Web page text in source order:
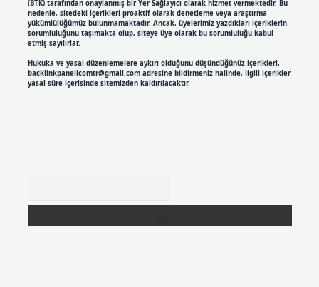
(BTK) tarafından onaylanmış bir Yer Sağlayıcı olarak hizmet vermektedir. Bu
nedenle, sitedeki içerikleri proaktif olarak denetleme veya araştırma
yükümlülüğümüz bulunmamaktadır. Ancak, üyelerimiz yazdıkları içeriklerin
sorumluluğunu taşımakta olup, siteye üye olarak bu sorumluluğu kabul
etmiş sayılırlar.
Hukuka ve yasal düzenlemelere aykırı olduğunu düşündüğünüz içerikleri,
backlinkpanelicomtr@gmail.comadresine bildirmeniz halinde, ilgili içerikler
yasal süre içerisinde sitemizden kaldırılacaktır.